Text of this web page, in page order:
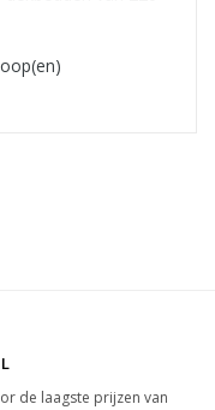
de laagste prijzen van